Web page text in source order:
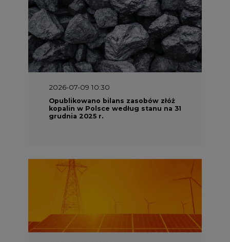
2026-07-09 10:30
Opublikowano bilans zasobów złóż
kopalin w Polsce według stanu na 31
grudnia 2025 r.